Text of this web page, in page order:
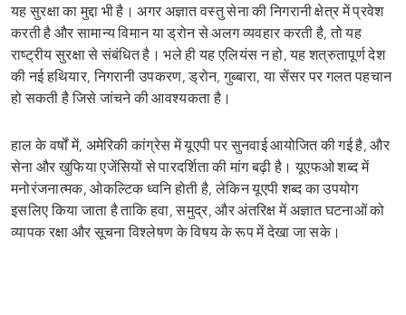
यह सुरक्षा का मुद्दा भी है। अगर अज्ञात वस्तु सेना की निगरानी क्षेत्र में प्रवेश
करती है और सामान्य विमान या ड्रोन से अलग व्यवहार करती है, तो यह
राष्ट्रीय सुरक्षा से संबंधित है। भले ही यह एलियंस न हो, यह शत्रुतापूर्ण देश
की नई हथियार, निगरानी उपकरण, ड्रोन, गुब्बारा, या सेंसर पर गलत पहचान
हो सकती है जिसे जांचने की आवश्यकता है।
हाल के वर्षों में, अमेरिकी कांग्रेस में यूएपी पर सुनवाई आयोजित की गई है, और
सेना और खुफिया एजेंसियों से पारदर्शिता की मांग बढ़ी है। यूएफओ शब्द में
मनोरंजनात्मक, ओकल्टिक ध्वनि होती है, लेकिन यूएपी शब्द का उपयोग
इसलिए किया जाता है ताकि हवा, समुद्र, और अंतरिक्ष में अज्ञात घटनाओं को
व्यापक रक्षा और सूचना विश्लेषण के विषय के रूप में देखा जा सके।